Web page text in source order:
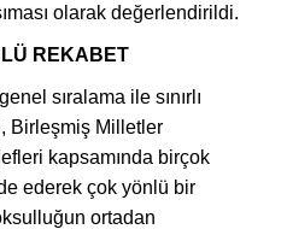
olarak değerlendirildi.
REKABET
sıralama ile sınırlı
Birleşmiş Milletler
kapsamında birçok
ederek çok yönlü bir
ortadan